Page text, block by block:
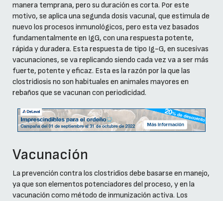
manera temprana, pero su duración es corta. Por este
motivo, se aplica una segunda dosis vacunal, que estimula de
nuevo los procesos inmunológicos, pero esta vez basados
fundamentalmente en IgG, con una respuesta potente,
rápida y duradera. Esta respuesta de tipo Ig-G, en sucesivas
vacunaciones, se va replicando siendo cada vez va a ser más
fuerte, potente y eficaz. Esta es la razón por la que las
clostridiosis no son habituales en animales mayores en
rebaños que se vacunan con periodicidad.
Vacunación
La prevención contra los clostridios debe basarse en manejo,
ya que son elementos potenciadores del proceso, y en la
vacunación como método de inmunización activa. Los